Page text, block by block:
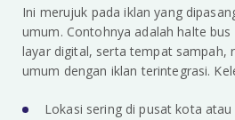
Ini merujuk pada iklan yang
umum. Contohnya adalah halte
layar digital, serta tempat sampah,
umum dengan iklan terintegrasi.
Lokasi sering di pusat kota